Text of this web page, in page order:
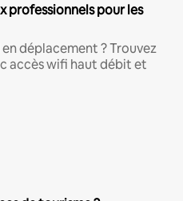
professionnels pour les
déplacement ? Trouvez
accès wifi haut débit et